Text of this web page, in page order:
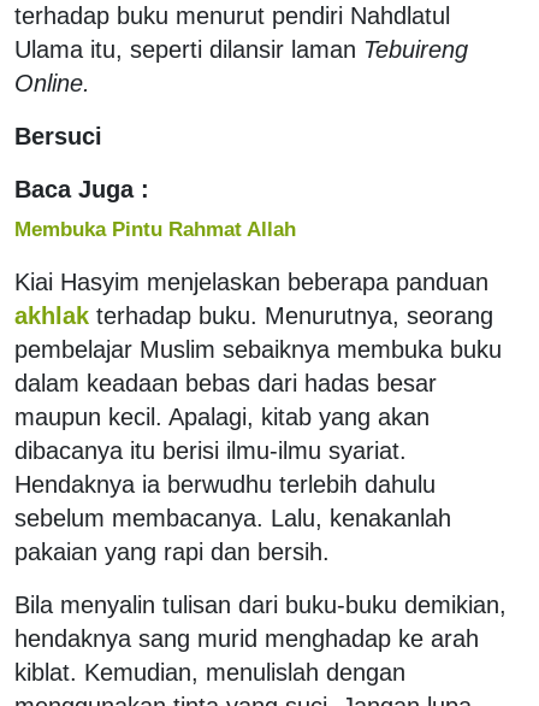
terhadap buku menurut pendiri Nahdlatul
Ulama itu, seperti dilansir laman Tebuireng
Online.
Bersuci
Baca Juga :
Membuka Pintu Rahmat Allah
Kiai Hasyim menjelaskan beberapa panduan
akhlak terhadap buku. Menurutnya, seorang
pembelajar Muslim sebaiknya membuka buku
dalam keadaan bebas dari hadas besar
maupun kecil. Apalagi, kitab yang akan
dibacanya itu berisi ilmu-ilmu syariat.
Hendaknya ia berwudhu terlebih dahulu
sebelum membacanya. Lalu, kenakanlah
pakaian yang rapi dan bersih.
Bila menyalin tulisan dari buku-buku demikian,
hendaknya sang murid menghadap ke arah
kiblat. Kemudian, menulislah dengan